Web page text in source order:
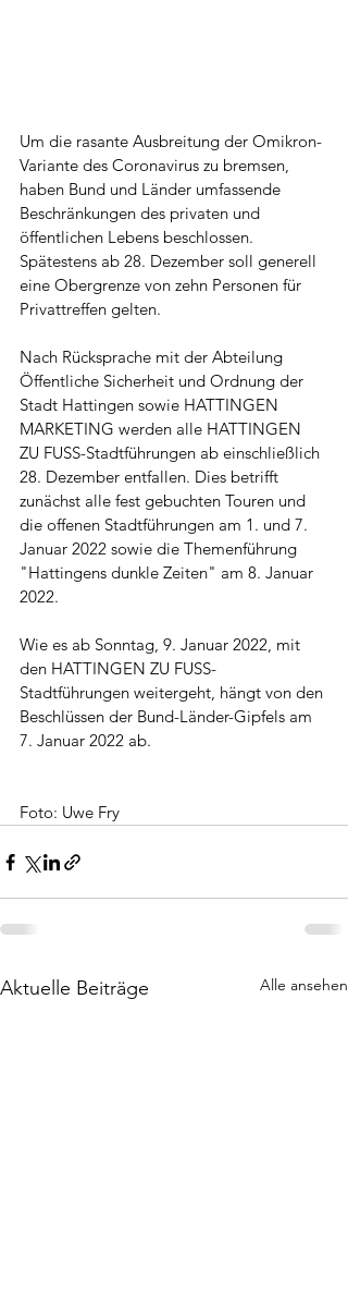
Um die rasante Ausbreitung der Omikron-
Variante des Coronavirus zu bremsen,
haben Bund und Länder umfassende
Beschränkungen des privaten und
öffentlichen Lebens beschlossen.
Spätestens ab 28. Dezember soll generell
eine Obergrenze von zehn Personen für
Privattreffen gelten.
Nach Rücksprache mit der Abteilung
Öffentliche Sicherheit und Ordnung der
Stadt Hattingen sowie HATTINGEN
MARKETING werden alle HATTINGEN
ZU FUSS-Stadtführungen ab einschließlich
28. Dezember entfallen. Dies betrifft
zunächst alle fest gebuchten Touren und
die offenen Stadtführungen am 1. und 7.
Januar 2022 sowie die Themenführung
"Hattingens dunkle Zeiten" am 8. Januar
2022.
Wie es ab Sonntag, 9. Januar 2022, mit
den HATTINGEN ZU FUSS-
Stadtführungen weitergeht, hängt von den
Beschlüssen der Bund-Länder-Gipfels am
7. Januar 2022 ab.
Foto: Uwe Fry
Aktuelle Beiträge Alle ansehen